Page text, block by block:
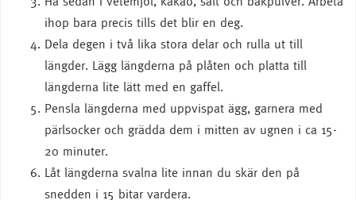
ihop bara precis tills det blir en deg.
Dela degen i två lika stora delar och rulla ut till
längder. Lägg längderna på plåten och platta till
längderna lite lätt med en gaffel.
Pensla längderna med uppvispat ägg, garnera med
pärlsocker och grädda dem i mitten av ugnen i ca 15-
20 minuter.
Låt längderna svalna lite innan du skär den på
snedden i 15 bitar vardera.